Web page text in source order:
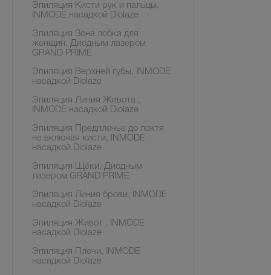
Эпиляция Кисти рук и пальцы,
INMODE насадкой Diolaze
Эпиляция Зона лобка для
женщин, Диодным лазером
GRAND PRIME
Эпиляция Верхней губы, INMODE
насадкой Diolaze
Эпиляция Линия Живота ,
INMODE насадкой Diolaze
Эпиляция Предплечье до локтя
не включая кисти, INMODE
насадкой Diolaze
Эпиляция Щёки, Диодным
лазером GRAND PRIME
Эпиляция Линия брови, INMODE
насадкой Diolaze
Эпиляция Живот , INMODE
насадкой Diolaze
Эпиляция Плечи, INMODE
насадкой Diolaze